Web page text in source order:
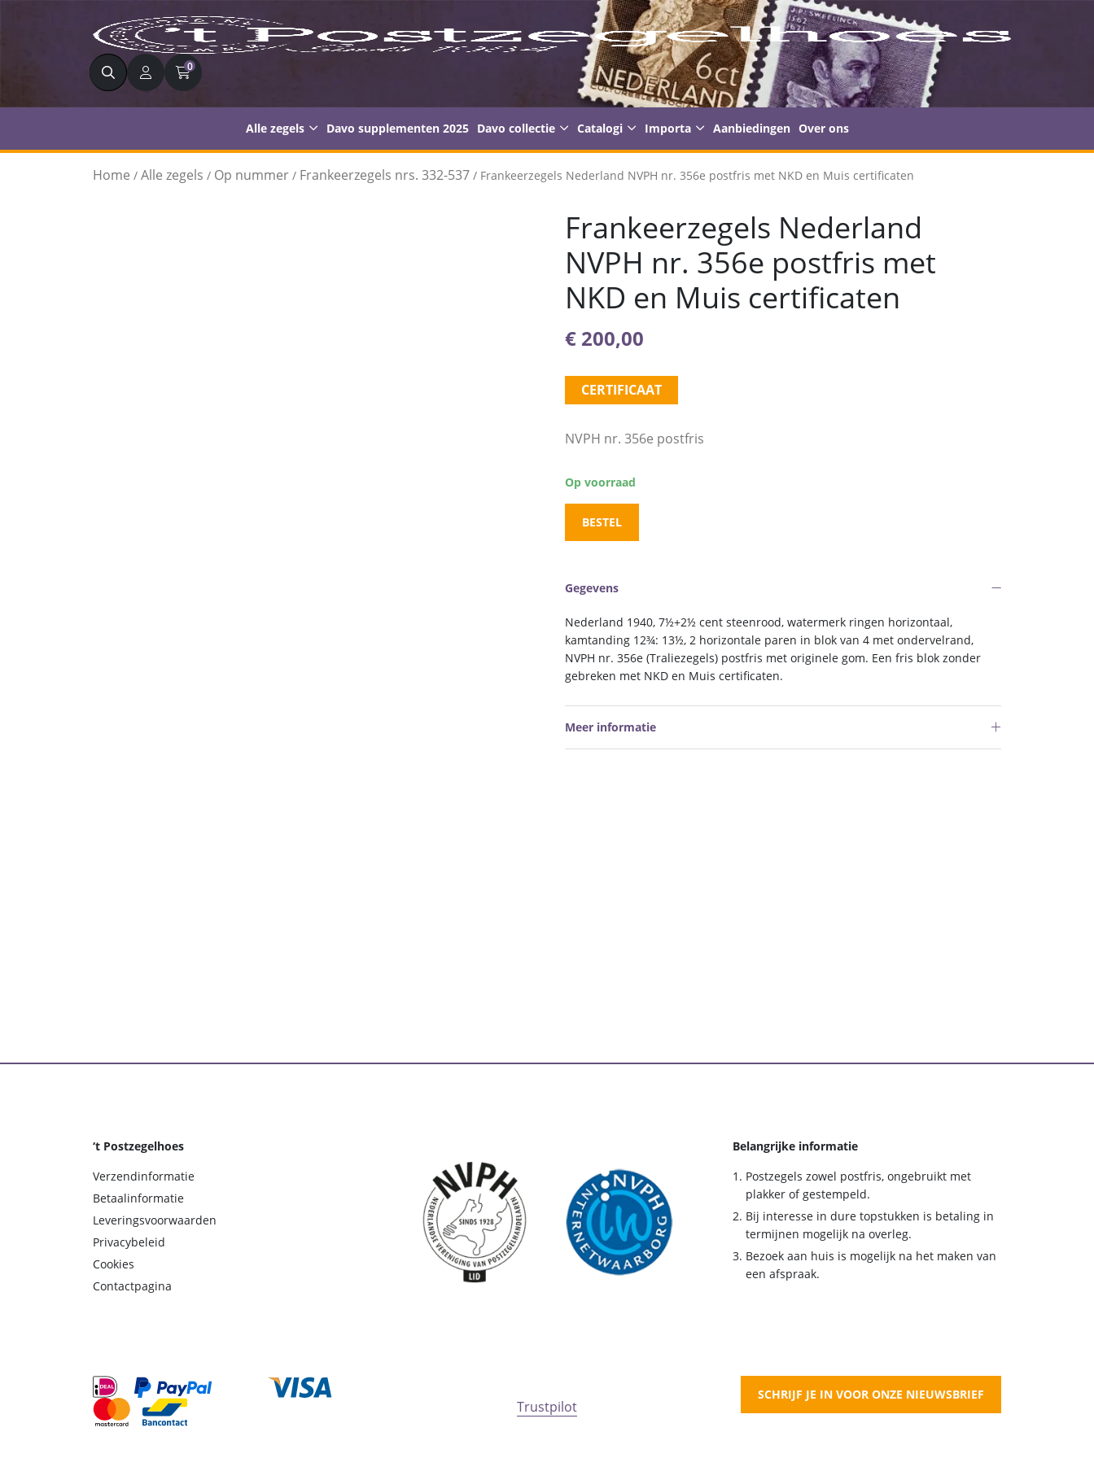
Zoeken 0
Alle zegels Davo supplementen 2025 Davo collectie Catalogi Importa Aanbiedingen Over ons
Home / Alle zegels / Op nummer / Frankeerzegels nrs. 332-537 / Frankeerzegels Nederland NVPH nr. 356e postfris met NKD en Muis certificaten
Frankeerzegels Nederland
NVPH nr. 356e postfris met
NKD en Muis certificaten
€ 200,00
CERTIFICAAT
NVPH nr. 356e postfris
Op voorraad
BESTEL
Gegevens
Nederland 1940, 7½+2½ cent steenrood, watermerk ringen horizontaal,
kamtanding 12¾: 13½, 2 horizontale paren in blok van 4 met ondervelrand,
NVPH nr. 356e (Traliezegels) postfris met originele gom. Een fris blok zonder
gebreken met NKD en Muis certificaten.
Meer informatie
‘t Postzegelhoes
Verzendinformatie
Betaalinformatie
Leveringsvoorwaarden
Privacybeleid
Cookies
Contactpagina
Belangrijke informatie
Postzegels zowel postfris, ongebruikt met
plakker of gestempeld.
Bij interesse in dure topstukken is betaling in
termijnen mogelijk na overleg.
Bezoek aan huis is mogelijk na het maken van
een afspraak.
Trustpilot
SCHRIJF JE IN VOOR ONZE NIEUWSBRIEF